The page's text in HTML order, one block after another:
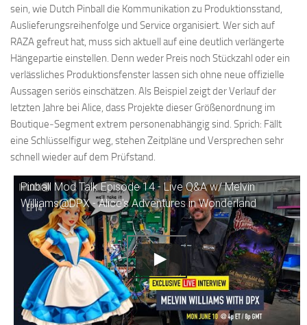
sein, wie Dutch Pinball die Kommunikation zu Produktionsstand,
Auslieferungsreihenfolge und Service organisiert. Wer sich auf
RAZA gefreut hat, muss sich aktuell auf eine deutlich verlängerte
Hängepartie einstellen. Denn weder Preis noch Stückzahl oder ein
verlässliches Produktionsfenster lassen sich ohne neue offizielle
Aussagen seriös einschätzen. Als Beispiel zeigt der Verlauf der
letzten Jahre bei Alice, dass Projekte dieser Größenordnung im
Boutique‑Segment extrem personenabhängig sind. Sprich: Fällt
eine Schlüsselfigur weg, stehen Zeitpläne und Versprechen sehr
schnell wieder auf dem Prüfstand.
Pinball Mod Talk Episode 14 - Live Q&A w/ Melvin
Williams@DPX - Alice's Adventures in Wonderland